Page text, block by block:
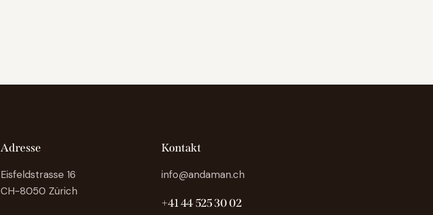
Adresse
Eisfeldstrasse 16
CH-8050 Zürich
Kontakt
info@andaman.ch
+41 44 525 30 02